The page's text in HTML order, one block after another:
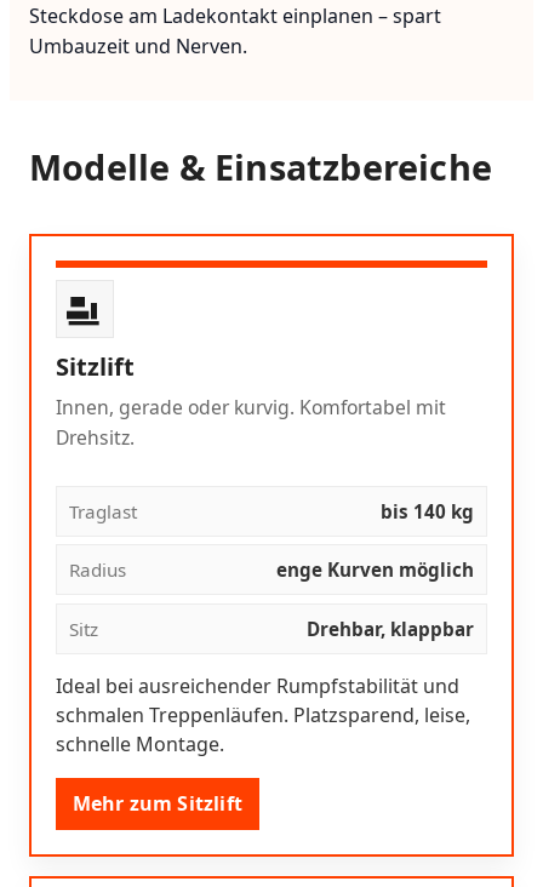
Steckdose am Ladekontakt einplanen – spart
Umbauzeit und Nerven.
Modelle & Einsatzbereiche
Sitzlift
Innen, gerade oder kurvig. Komfortabel mit
Drehsitz.
Traglast bis 140 kg
Radius enge Kurven möglich
Sitz Drehbar, klappbar
Ideal bei ausreichender Rumpfstabilität und
schmalen Treppenläufen. Platzsparend, leise,
schnelle Montage.
Mehr zum Sitzlift